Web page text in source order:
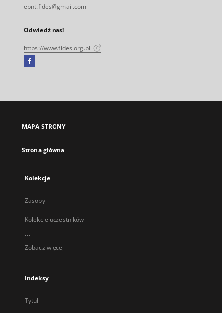
ebnt.fides@gmail.com
Odwiedź nas!
https://www.fides.org.pl
Facebook
się
karcie
MAPA STRONY
Strona główna
Kolekcje
Zasoby
Kolekcje uczestników
...
Zobacz więcej
Indeksy
Tytuł